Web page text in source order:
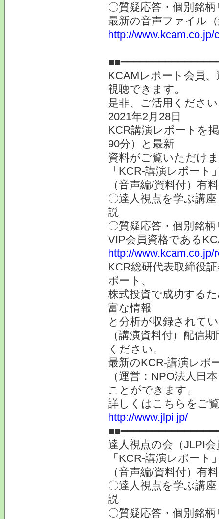
〇質疑応答・個別銘
最新の音声ファイル
http://www.kcam.co.jp/
KCAMレポート会員
視聴できます。
是非、ご活用くださ
2021年2月28日
KCR講演レポートを
90分）と最新
資料がご覧いただけ
「KCR-講演レポート
（音声編/資料付）有
〇達人視点を学ぶ講
説
〇質疑応答・個別銘
VIP会員資格である
http://www.kcam.co.jp/
KCR総研代表取締役
ポート、
株式投資で成功する
富な情報
と分析が収録されて
（講演資料付）配信
ください。
最新のKCR-講演レポ
（運営：NPO法人日
ことができます。
詳しくはこちらをご
http://www.jlpi.jp/
達人視点の会（JLPI
「KCR-講演レポート
（音声編/資料付）有
〇達人視点を学ぶ講
説
〇質疑応答・個別銘